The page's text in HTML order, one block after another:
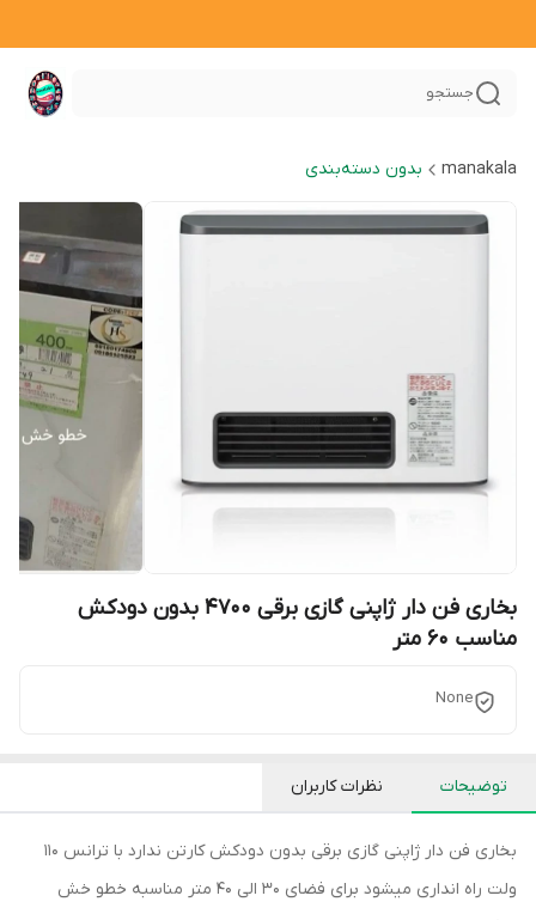
جستجو
manakala بدون دسته‌بندی
بخاری فن دار ژاپنی گازی برقی 4700 بدون دودکش
مناسب 60 متر
None
توضیحات نظرات کاربران
بخاری فن دار ژاپنی گازی برقی بدون دودکش کارتن ندارد با ترانس 110
ولت راه انداری میشود برای فضای 30 الی 40 متر مناسبه خطو خش